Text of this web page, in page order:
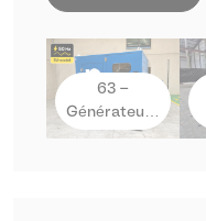
63 -
Générateu…